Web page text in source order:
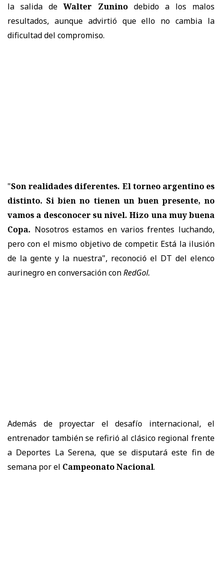
la salida deWalter Zuninodebido a los malos
resultados, aunque advirtió que ello no cambia la
dificultad del compromiso.
"Son realidades diferentes. El torneo argentino es
distinto. Si bien no tienen un buen presente, no
vamos a desconocer su nivel. Hizo una muy buena
Copa. Nosotros estamos en varios frentes luchando,
pero con el mismo objetivo de competir. Está la ilusión
de la gente y la nuestra", reconoció el DT del elenco
aurinegro en conversación conRedGol.
Además de proyectar el desafío internacional, el
entrenador también se refirió al clásico regional frente
a Deportes La Serena, que se disputará este fin de
semana por el Campeonato Nacional.